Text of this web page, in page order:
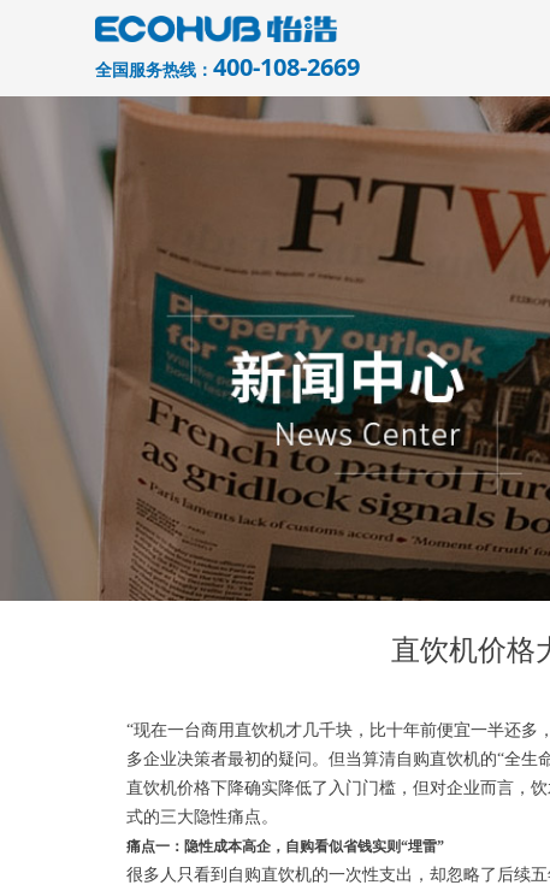
全国服务热线： 400-108-2669
直饮机价格
“现在一台商用直饮机才几千块，比十年前便宜一半还
多企业决策者最初的疑问。但当算清自购直饮机的“全
直饮机价格下降确实降低了入门门槛，但对企业而言，
式的三大隐性痛点。
痛点一：隐性成本高企，自购看似省钱实则“埋雷”
很多人只看到自购直饮机的一次性支出，却忽略了后续
首页 ꄲ 相关资讯 ꄲ 直饮机价格大跳水，为何企业仍